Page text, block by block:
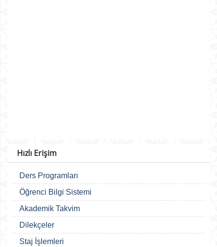
Hızlı Erişim
Ders Programları
Öğrenci Bilgi Sistemi
Akademik Takvim
Dilekçeler
Staj İşlemleri